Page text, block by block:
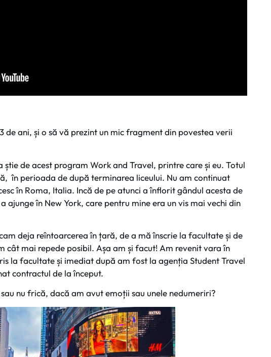
de ani, și o să vă prezint un mic fragment din povestea verii
de acest program Work and Travel, printre care și eu. Totul
în perioada de după terminarea liceului. Nu am continuat
în Roma, Italia. Incă de pe atunci a înflorit gândul acesta de
ajunge în New York, care pentru mine era un vis mai vechi din
deja reîntoarcerea în țară, de a mă înscrie la facultate și de
cât mai repede posibil. Așa am și facut! Am revenit vara în
la facultate și imediat după am fost la agenția Student Travel
contractul de la început.
nu frică, dacă am avut emoții sau unele nedumeriri?